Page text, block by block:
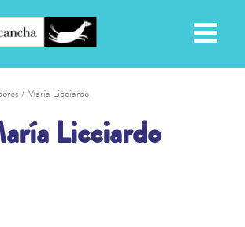
/ María Licciardo
Licciardo